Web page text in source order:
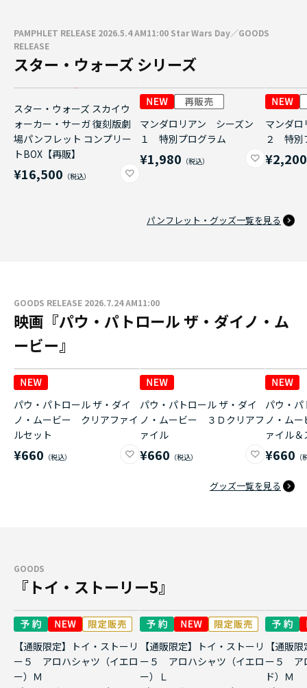
PAMPHLET RELEASE 2026.5.4 AM11:00 Star Wars Day／GOODS
RELEASE
スター・ウォーズ シリーズ
スター・ウォーズ スカイウ
ォーカー・サーガ 復刻版劇
場パンフレット コンプリー
トBOX【再販】
¥16,500
マンダロリアン シーズン
１ 特別プログラム
¥1,980
マンダ
２ 特別
¥2,200
パンフレット・グッズ一覧を見る
GOODS RELEASE 2026.7.24 AM11:00
映画『パウ・パトロール ザ・ダイノ・ム
ービー』
パウ・パトロール ザ・ダイ
ノ・ムービー クリアファイ
ルセット
¥660
パウ・パトロール ザ・ダイ
ノ・ムービー ３Ｄクリアフ
ァイル
¥660
パウ・パ
ノ・ム
ァイル
¥660
グッズ一覧を見る
GOODS
『トイ・ストーリー5』
【通販限定】トイ・ストーリ
ー５ アロハシャツ（イエロ
ー）Ｍ
【通販限定】トイ・ストーリ
ー５ アロハシャツ（イエロ
ー）Ｌ
【通販
ー５ ア
ド）Ｍ